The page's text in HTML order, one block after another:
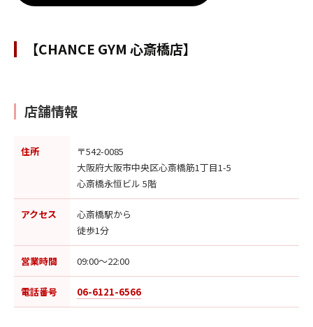
【CHANCE GYM 心斎橋店】
店舗情報
住所
〒542-0085
大阪府大阪市中央区心斎橋筋1丁目1-5
心斎橋永恒ビル 5階
アクセス
心斎橋駅から
徒歩1分
営業時間 09:00〜22:00
電話番号 06-6121-6566